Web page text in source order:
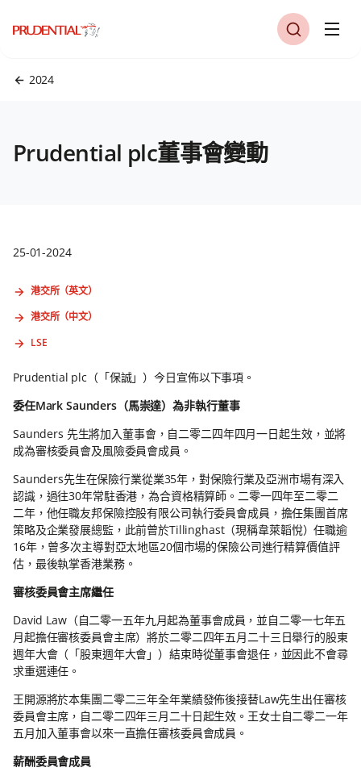
2024
Prudential plc董事會變動
25-01-2024
港交所（英文）
港交所（中文）
LSE
Prudential plc（「保誠」）今日宣佈以下事項。
委任Mark Saunders（馬崇達）為非執行董事
Saunders 先生將加入董事會，自二零二四年四月一日起生效，並將
成為審核委員會及風險委員會成員。
Saunders先生在保險行業從業35年，對保險行業及亞洲市場有深入
認識，過往30年常駐香港，為合資格精算師。二零一四年至二零二
二年，他任職友邦保險控股有限公司執行委員會成員，擔任集團首席
策略及企業發展總監，此前曾於Tillinghast（現稱韋萊韜悅）任職逾
16年，曾多次主導對亞太地區20個市場的保險公司進行精算價值評
估，最後執掌香港業務。
審核委員會主席繼任
David Law（自二零一五年九月起為董事會成員，並自二零一七年五
月起擔任審核委員會主席）將於二零二四年五月二十三日舉行的股東
週年大會（「股東週年大會」）結束時從董事會退任，並因此不會尋
求重選連任。
王開源將於本集團二零二三年全年業績發佈後接替Law先生出任審核
委員會主席，自二零二四年三月二十日起生效。王女士自二零二一年
五月加入董事會以來一直擔任審核委員會成員。
薪酬委員會成員